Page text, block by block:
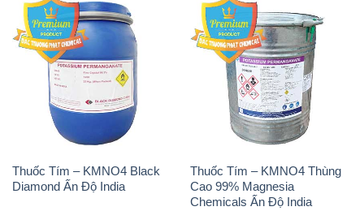
Thuốc Tím – KMNO4 Black
Diamond Ấn Độ India
Thuốc Tím – KMNO4 Thùng
Cao 99% Magnesia
Chemicals Ấn Độ India